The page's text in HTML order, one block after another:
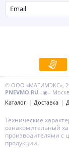
© ООО «МАГИМЭКС»,
PNEVMO.RU –◉–
Каталог
Доставка
Технические
ознакомительный
производителями с
продукции.